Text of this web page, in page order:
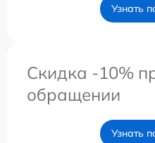
Узнать
Скидка -10%
обращении
Узнать